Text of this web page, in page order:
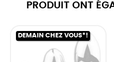
PRODUIT ONT
DEMAIN CHEZ VOUS*!